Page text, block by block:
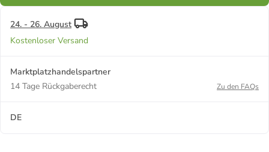
24. - 26. August
Kostenloser Versand
Marktplatzhandelspartner
14 Tage Rückgaberecht
Zu den FAQs
DE